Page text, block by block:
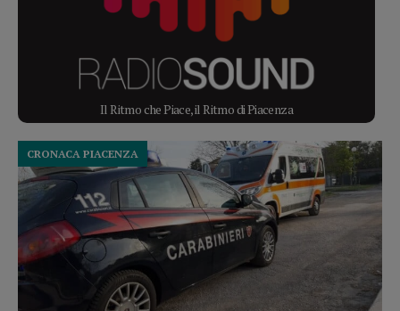
Il Ritmo che Piace, il Ritmo di Piacenza
CRONACA PIACENZA